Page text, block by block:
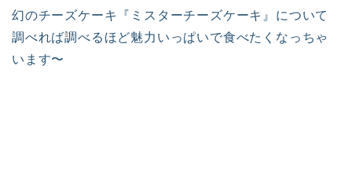
幻のチーズケーキ『ミスターチーズケーキ』について
調べれば調べるほど魅力いっぱいで食べたくなっちゃ
います〜